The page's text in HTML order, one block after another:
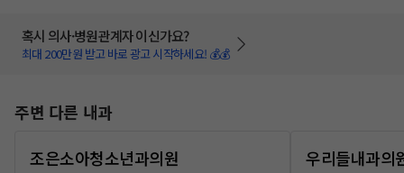
혹시 의사·병원관계자 이신가요?
최대 200만원 받고 바로 광고 시작하세요! 💰💰
주변 다른 내과
조은소아청소년과의원
우리들내과의